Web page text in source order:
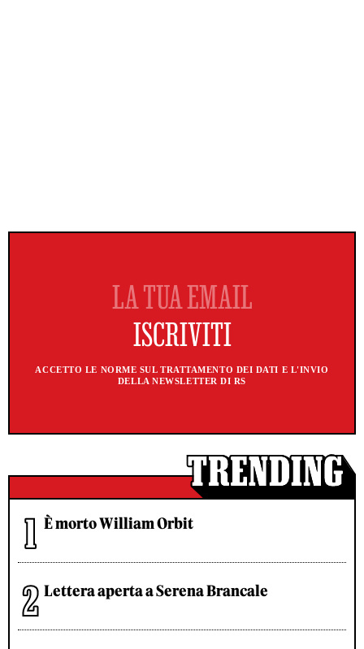
ACCETTO LE NORME SUL TRATTAMENTO DEI DATI E L'INVIO
DELLA NEWSLETTER DI RS
È morto William Orbit
Lettera aperta a Serena Brancale